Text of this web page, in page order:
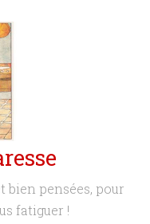
bien pensées, pour
fatiguer !